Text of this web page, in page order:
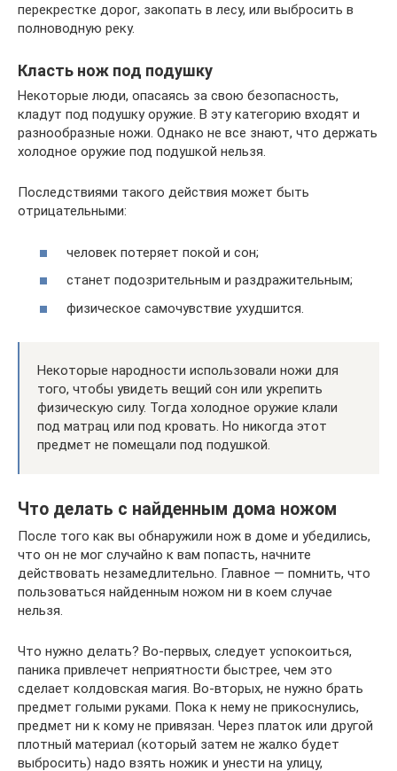
перекрестке дорог, закопать в лесу, или выбросить в
полноводную реку.
Класть нож под подушку
Некоторые люди, опасаясь за свою безопасность,
кладут под подушку оружие. В эту категорию входят и
разнообразные ножи. Однако не все знают, что держать
холодное оружие под подушкой нельзя.
Последствиями такого действия может быть
отрицательными:
человек потеряет покой и сон;
станет подозрительным и раздражительным;
физическое самочувствие ухудшится.
Некоторые народности использовали ножи для
того, чтобы увидеть вещий сон или укрепить
физическую силу. Тогда холодное оружие клали
под матрац или под кровать. Но никогда этот
предмет не помещали под подушкой.
Что делать с найденным дома ножом
После того как вы обнаружили нож в доме и убедились,
что он не мог случайно к вам попасть, начните
действовать незамедлительно. Главное — помнить, что
пользоваться найденным ножом ни в коем случае
нельзя.
Что нужно делать? Во-первых, следует успокоиться,
паника привлечет неприятности быстрее, чем это
сделает колдовская магия. Во-вторых, не нужно брать
предмет голыми руками. Пока к нему не прикоснулись,
предмет ни к кому не привязан. Через платок или другой
плотный материал (который затем не жалко будет
выбросить) надо взять ножик и унести на улицу,